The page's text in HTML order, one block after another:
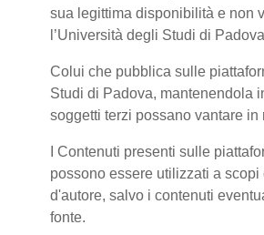
sua legittima disponibilità e non
l’Università degli Studi di
Colui che pubblica sulle
Studi di Padova, mantenendola
soggetti terzi possano vantare
I Contenuti presenti sulle
possono essere utilizzati a
d'autore, salvo i contenuti
fonte.